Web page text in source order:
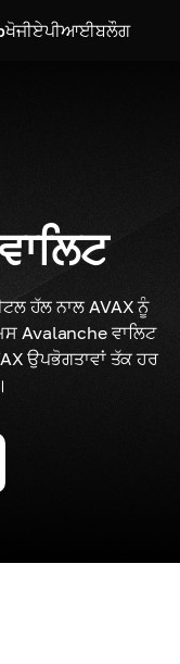
ਖੋਜੀਏਪੀਆਈਬਲੌਗ
ਹੱਲ ਨਾਲ AVAX ਨੂੰ
Avalanche ਵਾਲਿਟ
ਉਪਭੋਗਤਾਵਾਂ ਤੱਕ ਹਰ